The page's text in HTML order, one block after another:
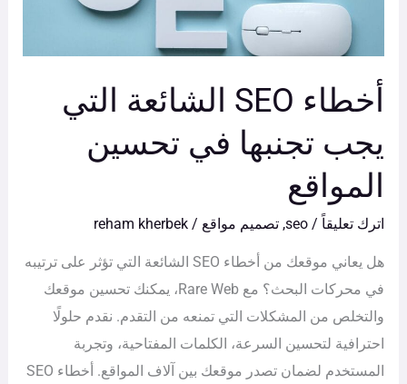
أخطاء SEO الشائعة التي
يجب تجنبها في تحسين
المواقع
اترك تعليقاً /
seo
,تصميم مواقع /
reham kherbek
هل يعاني موقعك من أخطاء SEO الشائعة التي تؤثر على ترتيبه
في محركات البحث؟ مع Rare Web، يمكنك تحسين موقعك
والتخلص من المشكلات التي تمنعه من التقدم. نقدم حلولًا
احترافية لتحسين السرعة، الكلمات المفتاحية، وتجربة
المستخدم لضمان تصدر موقعك بين آلاف المواقع. أخطاء SEO
تجنبها
المواقع